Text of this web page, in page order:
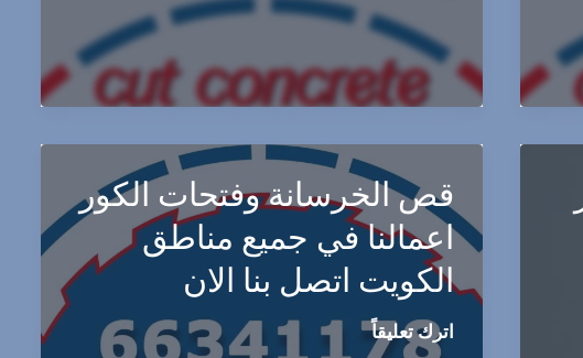
قص الخرسانة وفتحات الكور
اعمالنا في جميع مناطق
الكويت اتصل بنا الان
اترك تعليقاً